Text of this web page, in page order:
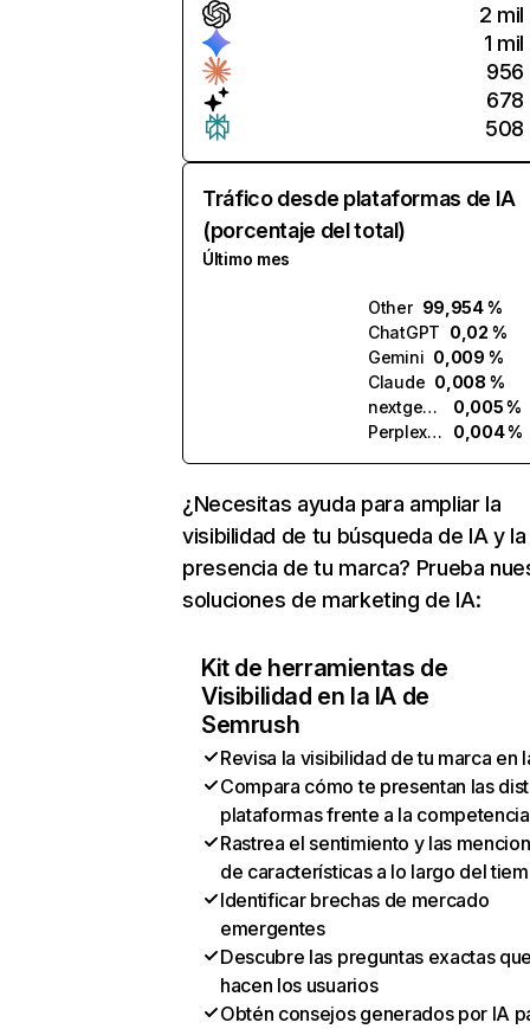
2 mil
1 mil
956
678
508
Tráfico desde plataformas de IA
(porcentaje del total)
Último mes
Other 99,954 %
ChatGPT 0,02 %
Gemini 0,009 %
Claude 0,008 %
nextgenapply.ai
0,005 %
Perplexity
0,004 %
¿Necesitas ayuda para ampliar la
visibilidad de tu búsqueda de IA y la
presencia de tu marca? Prueba
soluciones de marketing de IA:
Kit de herramientas de
Visibilidad en la IA de
Semrush
Revisa la visibilidad de tu marca en
Compara cómo te presentan las
plataformas frente a la competencia
Rastrea el sentimiento y las
de características a lo largo del
Identificar brechas de mercado
emergentes
Descubre las preguntas exactas
hacen los usuarios
Obtén consejos generados por IA